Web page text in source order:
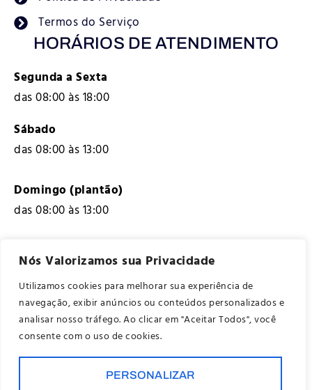
Nós Valorizamos sua Privacidade
Utilizamos cookies para melhorar sua experiência de
navegação, exibir anúncios ou conteúdos personalizados e
analisar nosso tráfego. Ao clicar em "Aceitar Todos", você
consente com o uso de cookies.
PERSONALIZAR
Termos do Serviço
HORÁRIOS DE ATENDIMENTO
Segunda a Sexta
das 08:00 às 18:00
Sábado
das 08:00 às 13:00
Domingo (plantão)
das 08:00 às 13:00
CONTATOS
São José do Rio Preto, SP
(17) 98824-2993